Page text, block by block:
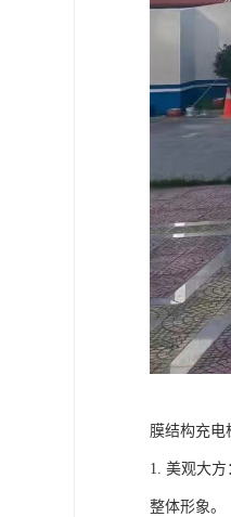
膜结构充电
1. 美观大
整体形象。